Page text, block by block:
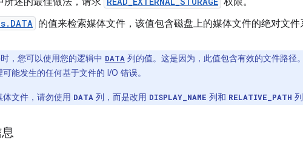
的值来检索媒体文件，该值包含磁盘上的媒体文件的绝对文件
，您可以使用您的逻辑中 DATA 列的值。这是因为，此值包含有效的文件路径
能发生的任何基于文件的 I/O 错误。
文件，请勿使用 DATA 列，而是改用 DISPLAY_NAME 列和 RELATIVE_PATH 列